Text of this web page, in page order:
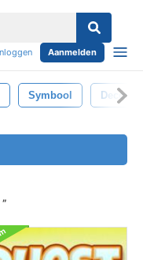
Aanmelden
Symbool